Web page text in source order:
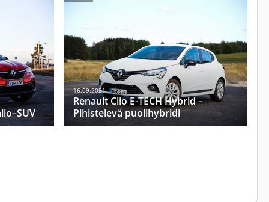
16.09.2021
Renault Clio E-TECH Hybrid –
Pihistelevä puolihybridi